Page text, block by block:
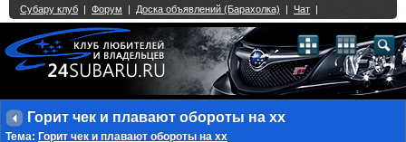
Горит чек и плавают обороты на хх
Тема: Горит чек и плавают обороты на хх
Single Sign On provided byvBSSO
2 3 4 5 6 7 8 9 10 11 12 13 14 15 16 17 18 21 22 23 24 25 26
27 28 29 30 31 32 33 34 35 36 37 38 39 40 41 42 43